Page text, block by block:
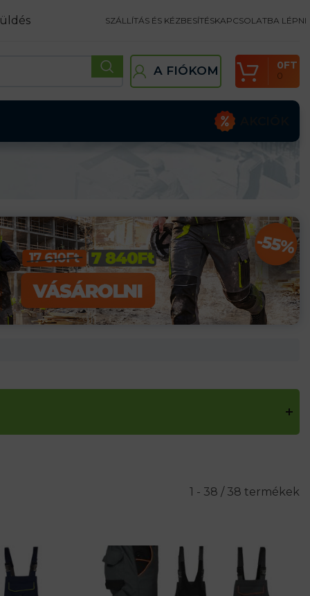
SZÁLLÍTÁS ÉS KÉZBESÍTÉSKAPCSOLATBA LÉPNI
A FIÓKOM 0
0FT
1 - 38 / 38 termékek